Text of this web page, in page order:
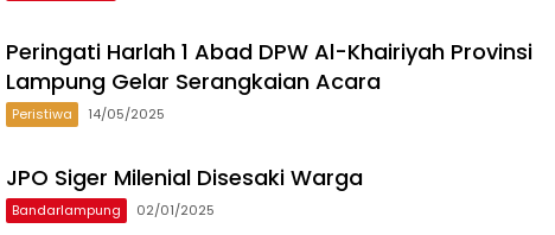
Peringati Harlah 1 Abad DPW Al-Khairiyah Provinsi
Lampung Gelar Serangkaian Acara
Peristiwa 14/05/2025
JPO Siger Milenial Disesaki Warga
Bandarlampung 02/01/2025